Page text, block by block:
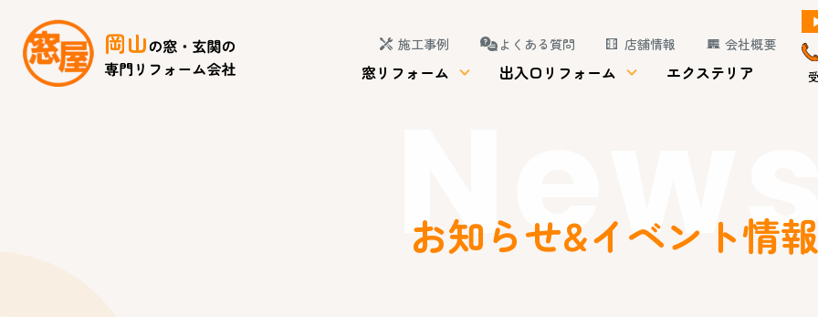
施工事例 よくある質問 店舗情報 会社概要
窓リフォーム 出入口リフォーム エクステリア
お知らせ&イベント情報